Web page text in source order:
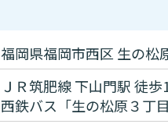
福岡県福岡市西区 生の
ＪＲ筑肥線 下山門駅 徒歩
西鉄バス「生の松原３丁